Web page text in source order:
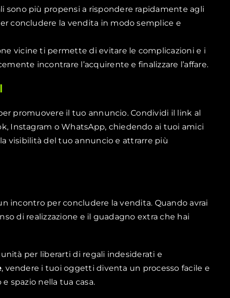
sono più propensi a rispondere rapidamente agli
concludere la vendita in modo semplice e
vicine ti permette di evitare le complicazioni e i
incontrare l’acquirente e finalizzare l’affare.
promuovere il tuo annuncio. Condividi il link al
Instagram o WhatsApp, chiedendo ai tuoi amici
visibilità del tuo annuncio e attrarre più
incontro per concludere la vendita. Quando avrai
di realizzazione e il guadagno extra che hai
per liberarti di regali indesiderati e
, vendere i tuoi oggetti diventa un processo facile e
spazio nella tua casa.